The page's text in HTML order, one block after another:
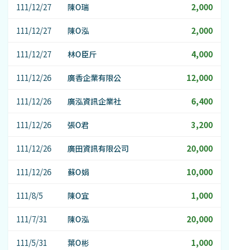
111/12/27 陳O瑞 2,000
111/12/27 陳O泓 2,000
111/12/27 林O臣斤 4,000
111/12/26 廣香企業有限公 12,000
111/12/26 廣泓資訊企業社 6,400
111/12/26 張O君 3,200
111/12/26 廣田資訊有限公司 20,000
111/12/26 蘇O娟 10,000
111/8/5 陳O宜 1,000
111/7/31 陳O泓 20,000
111/5/31 葉O彬 1,000